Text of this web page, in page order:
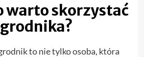
warto skorzystać
to nie tylko osoba, która